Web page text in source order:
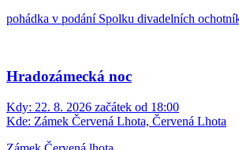
pohádka v podání Spolku divadelních
Hradozámecká noc
Kdy: 22. 8. 2026 začátek od 18:00
Kde: Zámek Červená Lhota, Červená Lhota